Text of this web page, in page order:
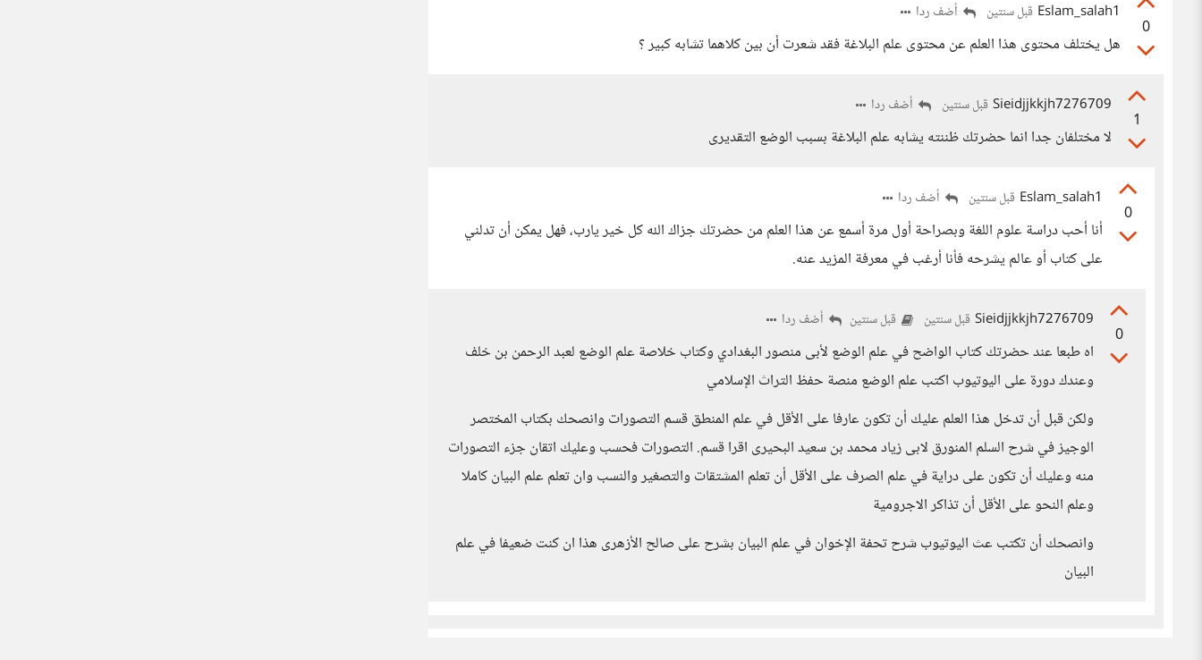
0
Eslam_salah1 قبل سنتين أضف ردا
هل يختلف محتوى هذا العلم عن محتوى علم البلاغة فقد شعرت أن بين كلاهما تشابه كبير ؟
1
Sieidjjkkjh7276709 قبل سنتين أضف ردا
لا مختلفان جدا انما حضرتك ظننته يشابه علم البلاغة بسبب الوضع التقديرى
0
Eslam_salah1 قبل سنتين أضف ردا
أنا أحب دراسة علوم اللغة وبصراحة أول مرة أسمع عن هذا العلم من حضرتك جزاك الله كل خير يارب، فهل يمكن أن تدلني
على كتاب أو عالم يشرحه فأنا أرغب في معرفة المزيد عنه.
0
Sieidjjkkjh7276709 قبل سنتين قبل سنتين أضف ردا
اه طبعا عند حضرتك كتاب الواضح في علم الوضع لأبى منصور البغدادي وكتاب خلاصة علم الوضع لعبد الرحمن بن خلف
وعندك دورة على اليوتيوب اكتب علم الوضع منصة حفظ التراث الإسلامي
ولكن قبل أن تدخل هذا العلم عليك أن تكون عارفا على الأقل في علم المنطق قسم التصورات وانصحك بكتاب المختصر
الوجيز في شرح السلم المنورق لابى زياد محمد بن سعيد البحيرى اقرا قسم. التصورات فحسب وعليك اتقان جزء التصورات
منه وعليك أن تكون على دراية في علم الصرف على الأقل أن تعلم المشتقات والتصغير والنسب وان تعلم علم البيان كاملا
وعلم النحو على الأقل أن تذاكر الاجرومية
وانصحك أن تكتب عث اليوتيوب شرح تحفة الإخوان في علم البيان بشرح على صالح الأزهرى هذا ان كنت ضعيفا في علم
البيان